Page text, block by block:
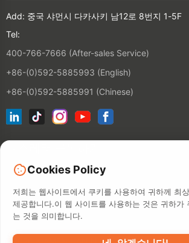
Add: 중국 샤먼시 다카사키 남12로 8번지 1-5F
Tel:
400-766-7666 (After-sales Service)
+86-(0)592-5885993 (English)
+86-(0)592-5885991 (Chinese)
©2026 XIAMEN HANIN CO., LTD.개인 정보 보
Cookies Policy
저희는 웹사이트에서 쿠키를 사용하여 귀하께 최
제공합니다.이 웹 사이트를 사용하는 것은 귀하가
는 것을 의미합니다.